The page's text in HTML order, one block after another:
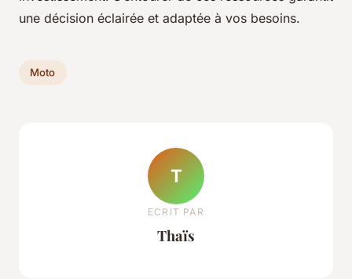
une décision éclairée et adaptée à vos besoins.
Moto
T
ECRIT PAR
Thaïs